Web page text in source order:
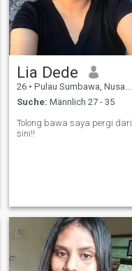
Lia Dede
26 • Pulau Sumbawa, Nusa Tenggara Timur, Indonesien
Suche: Männlich 27 - 35
Tolong bawa saya pergi dari
sini!!